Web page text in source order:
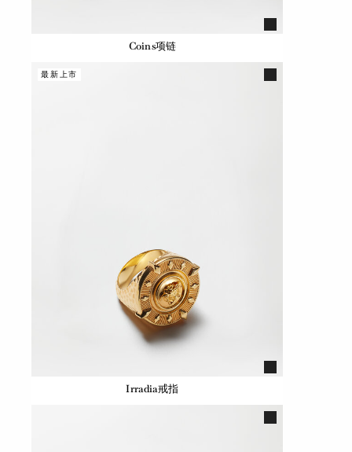
Coins项链
Irradia戒指
最新上市